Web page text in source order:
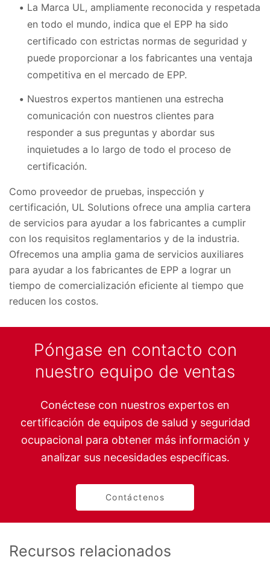
La Marca UL, ampliamente reconocida y respetada
en todo el mundo, indica que el EPP ha sido
certificado con estrictas normas de seguridad y
puede proporcionar a los fabricantes una ventaja
competitiva en el mercado de EPP.
Nuestros expertos mantienen una estrecha
comunicación con nuestros clientes para
responder a sus preguntas y abordar sus
inquietudes a lo largo de todo el proceso de
certificación.
Como proveedor de pruebas, inspección y
certificación, UL Solutions ofrece una amplia cartera
de servicios para ayudar a los fabricantes a cumplir
con los requisitos reglamentarios y de la industria.
Ofrecemos una amplia gama de servicios auxiliares
para ayudar a los fabricantes de EPP a lograr un
tiempo de comercialización eficiente al tiempo que
reducen los costos.
Póngase en contacto con
nuestro equipo de ventas
Conéctese con nuestros expertos en
certificación de equipos de salud y seguridad
ocupacional para obtener más información y
analizar sus necesidades específicas.
Contáctenos
Recursos relacionados